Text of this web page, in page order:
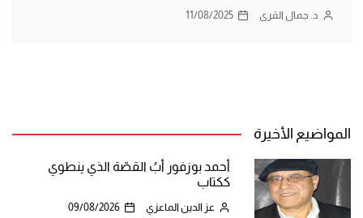
د. جمال القرى 11/08/2025
المواضيع الأخيرة
أحمد بوزفور أبُ القصّة الذي ينطوي
ككتاب
عز الدين الماعزي 09/08/2026